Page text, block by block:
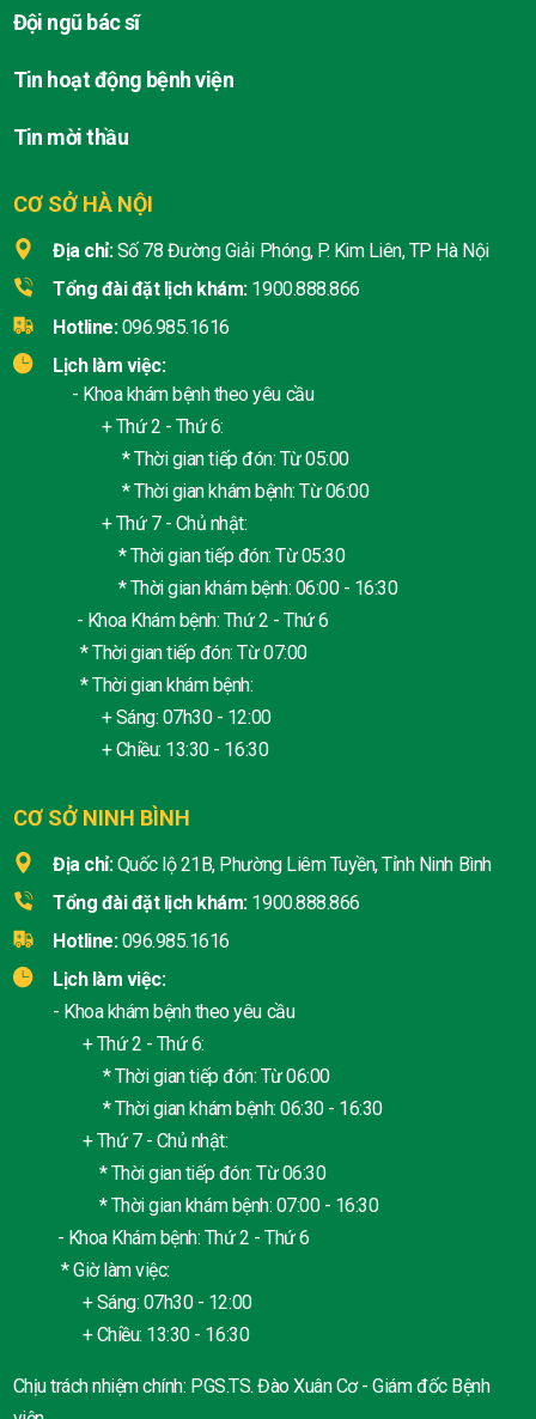
CƠ SỞ HÀ NỘI
Địa chỉ: Số 78 Đường Giải Phóng, P. Kim Liên, TP Hà Nội
Tổng đài đặt lịch khám: 1900.888.866
Hotline: 096.985.1616
Lịch làm việc:
- Khoa khám bệnh theo yêu cầu
+ Thứ 2 - Thứ 6:
* Thời gian tiếp đón: Từ 05:00
* Thời gian khám bệnh: Từ 06:00
+ Thứ 7 - Chủ nhật:
* Thời gian tiếp đón: Từ 05:30
* Thời gian khám bệnh: 06:00 - 16:30
- Khoa Khám bệnh: Thứ 2 - Thứ 6
* Thời gian tiếp đón: Từ 07:00
* Thời gian khám bệnh:
+ Sáng: 07h30 - 12:00
+ Chiều: 13:30 - 16:30
CƠ SỞ NINH BÌNH
Địa chỉ: Quốc lộ 21B, Phường Liêm Tuyền, Tỉnh Ninh Bình
Tổng đài đặt lịch khám: 1900.888.866
Hotline: 096.985.1616
Lịch làm việc:
- Khoa khám bệnh theo yêu cầu
+ Thứ 2 - Thứ 6:
* Thời gian tiếp đón: Từ 06:00
* Thời gian khám bệnh: 06:30 - 16:30
+ Thứ 7 - Chủ nhật:
* Thời gian tiếp đón: Từ 06:30
* Thời gian khám bệnh: 07:00 - 16:30
- Khoa Khám bệnh: Thứ 2 - Thứ 6
* Giờ làm việc:
+ Sáng: 07h30 - 12:00
+ Chiều: 13:30 - 16:30
Chịu trách nhiệm chính: PGS.TS. Đào Xuân Cơ - Giám đốc Bệnh
Đội ngũ bác sĩ
Tin hoạt động bệnh viện
Tin mời thầu